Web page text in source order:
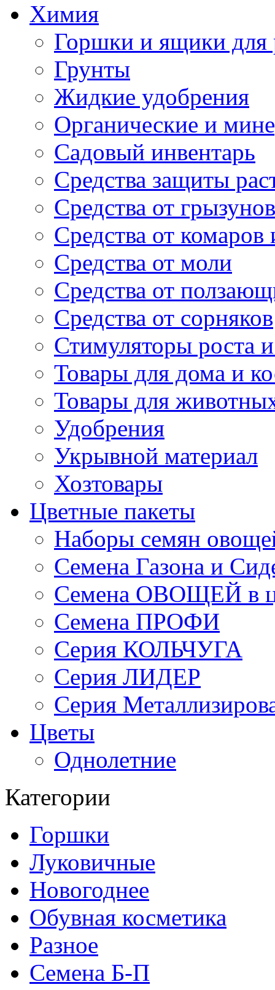
Химия
Горшки и ящики для
Грунты
Жидкие удобрения
Органические и
Садовый инвентарь
Средства защиты
Средства от грызунов
Средства от
Средства от моли
Средства от
Средства от сорняков
Стимуляторы роста и
Товары для дома и
Товары для
Удобрения
Укрывной материал
Хозтовары
Цветные пакеты
Наборы семян
Семена Газона и
Семена ОВОЩЕЙ в
Семена ПРОФИ
Серия КОЛЬЧУГА
Серия ЛИДЕР
Серия
Цветы
Однолетние
Категории
Горшки
Луковичные
Новогоднее
Обувная косметика
Разное
Семена Б-П